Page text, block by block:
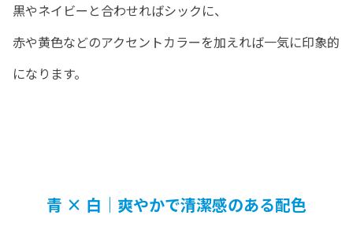
黒やネイビーと合わせればシックに、
赤や黄色などのアクセントカラーを加えれば一気に印象的
になります。
青 × 白｜爽やかで清潔感のある配色